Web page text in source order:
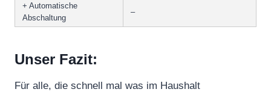
+ Automatische
Abschaltung
–
Unser Fazit:
Für alle, die schnell mal was im Haushalt